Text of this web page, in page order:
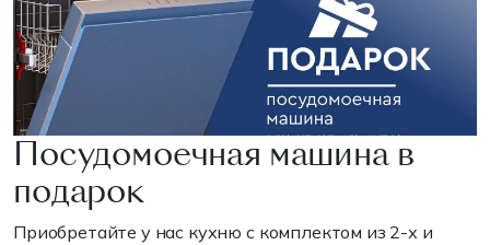
Посудомоечная машина в
подарок
Приобретайте у нас кухню с комплектом из 2-х и